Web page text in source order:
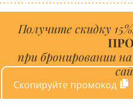
Получите скидку
при бронировании
Скопируйте промокод